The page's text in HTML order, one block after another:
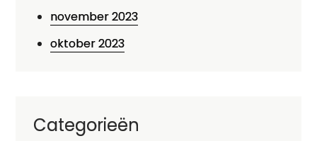
november 2023
oktober 2023
Categorieën